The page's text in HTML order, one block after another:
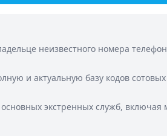
неизвестного номера
и актуальную базу кодов
экстренных служб,